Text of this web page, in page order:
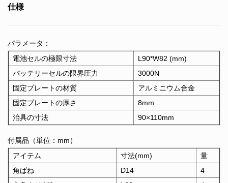
仕様
パラメータ：
電池セルの極限寸法
L90*W82 (mm)
バッテリーセルの限界圧力
3000N
固定プレートの材質
アルミニウム合金
固定プレートの厚さ
8mm
治具の寸法
90×110mm
付属品（単位：mm）
アイテム
寸法(mm)
量
角ばね
D14
4